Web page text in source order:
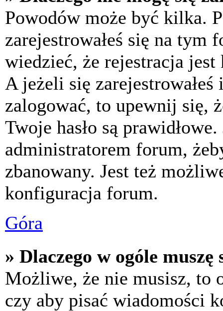
Powodów może być kilka.
zarejestrowałeś się na tym
wiedzieć, że rejestracja
A jeżeli się
zalogować, to upewnij się,
Twoje hasło są
administratorem forum,
zbanowany. Jest też
konfiguracja forum.
Góra
» Dlaczego w ogóle
Możliwe, że nie musisz, to
czy aby pisać wiadomości